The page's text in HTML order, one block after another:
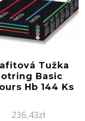
Tužka
Basic
Hb 144 Ks
236,43zł